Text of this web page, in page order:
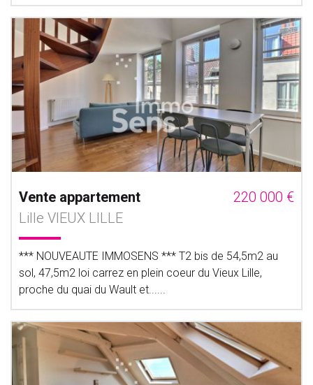
Vente appartement
220 000 €
Lille VIEUX LILLE
*** NOUVEAUTE IMMOSENS *** T2 bis de 54,5m2 au
sol, 47,5m2 loi carrez en plein coeur du Vieux Lille,
proche du quai du Wault et......